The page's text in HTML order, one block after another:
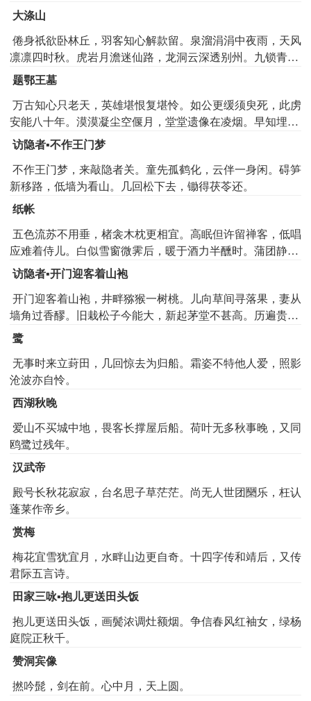
大涤山
倦身祇欲卧林丘，羽客知心解款留。泉溜涓涓中夜雨，天风
凛凛四时秋。虎岩月澹迷仙路，龙洞云深透别州。九锁青山
元不锁，碧桃开后更来游。
题鄂王墓
万古知心只老天，英雄堪恨复堪怜。如公更缓须臾死，此虏
安能八十年。漠漠凝尘空偃月，堂堂遗像在凌烟。早知埋骨
西湖路，学取鸱夷理钓船。
访隐者▪不作王门梦
不作王门梦，来敲隐者关。童先孤鹤化，云伴一身闲。碍笋
新移路，低墙为看山。几回松下去，锄得茯苓还。
纸帐
五色流苏不用垂，楮衾木枕更相宜。高眠但许留禅客，低唱
应难着侍儿。白似雪窗微霁后，暖于酒力半醺时。蒲团静学
观身法，岁晚工夫要自知。
访隐者▪开门迎客着山袍
开门迎客着山袍，井畔猕猴一树桃。儿向草间寻落果，妻从
墙角过香醪。旧栽松子今能大，新起茅堂不甚高。历遍贵游
无此味，韭和春雨笋和糟。
鹭
无事时来立葑田，几回惊去为归船。霜姿不特他人爱，照影
沧波亦自怜。
西湖秋晚
爱山不买城中地，畏客长撑屋后船。荷叶无多秋事晚，又同
鸥鹭过残年。
汉武帝
殿号长秋花寂寂，台名思子草茫茫。尚无人世团圞乐，枉认
蓬莱作帝乡。
赏梅
梅花宜雪犹宜月，水畔山边更自奇。十四字传和靖后，又传
君际五言诗。
田家三咏▪抱儿更送田头饭
抱儿更送田头饭，画鬓浓调灶额烟。争信春风红袖女，绿杨
庭院正秋千。
赞洞宾像
撚吟髭，剑在前。心中月，天上圆。